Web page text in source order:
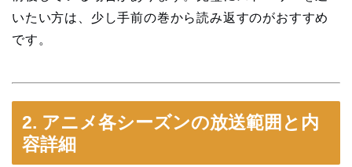
いたい方は、少し手前の巻から読み返すのがおすすめ
です。
2. アニメ各シーズンの放送範囲と内
容詳細